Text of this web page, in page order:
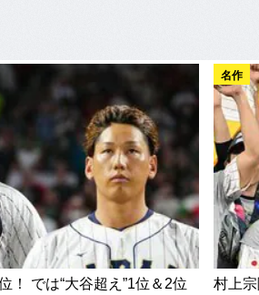
！ では“大谷超え”1位＆2位
名作
村上